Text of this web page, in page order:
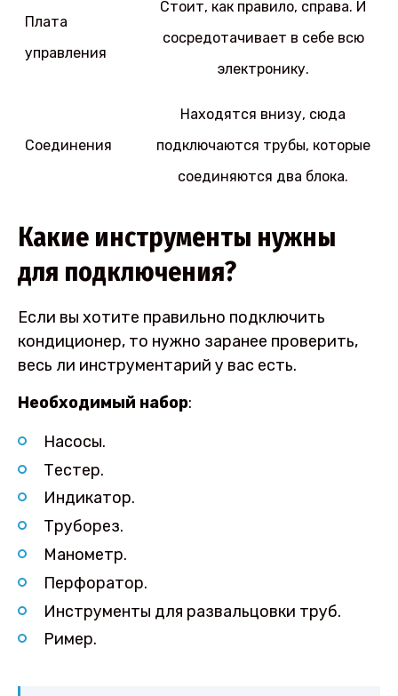
Плата
управления
Стоит, как правило, справа. И
сосредотачивает в себе всю
электронику.
Соединения
Находятся внизу, сюда
подключаются трубы, которые
соединяются два блока.
Какие инструменты нужны
для подключения?
Если вы хотите правильно подключить
кондиционер, то нужно заранее проверить,
весь ли инструментарий у вас есть.
Необходимый набор:
Насосы.
Тестер.
Индикатор.
Труборез.
Манометр.
Перфоратор.
Инструменты для развальцовки труб.
Ример.